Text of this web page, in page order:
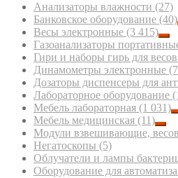
Анализаторы влажности (27)
Банковское оборудование (40)
Весы электронные (3 415)
Газоанализаторы
Гири и наборы гирь для весов
Динамометры электронные
Дозаторы диспенсеры для
Лабораторное оборудование
Мебель лабораторная (1 031)
Мебель медицинская (11)
Модули взвешивающие,
Негатоскопы (5)
Облучатели и лампы
Оборудование для